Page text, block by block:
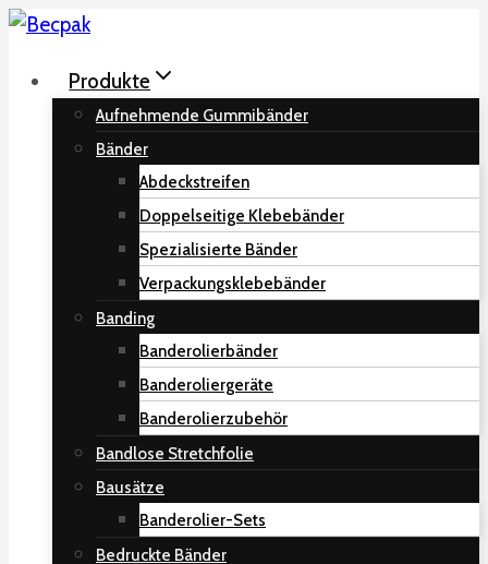
Zum
springenProdukte
Aufnehmende Gummibänder
Bänder
Abdeckstreifen
Doppelseitige Klebebänder
Spezialisierte Bänder
Verpackungsklebebänder
Banding
Banderolierbänder
Banderoliergeräte
Banderolierzubehör
Bandlose Stretchfolie
Bausätze
Banderolier-Sets
Bedruckte Bänder